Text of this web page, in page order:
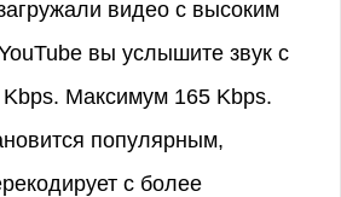
видео с высоким
вы услышите звук с
Kbps. Максимум 165 Kbps.
популярным,
с более